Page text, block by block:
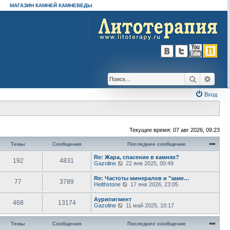
МАГАЗИН КАМНЕЙ КАМНЕВЕДЫ
Поиск
Вход
Текущее время: 07 авг 2026, 09:23
Темы Сообщения Последнее сообщение
192 4831
Re: Жара, спасение в камнях?
Gazoline
П
е
й
т
и
о
22 янв 2025, 00:49
77 3789
Re: Частоты минералов и "заме…
Helthstone
П
е
й
т
и
к
17 янв 2026, 23:05
468 13174
Аурипигмент
Gazoline
П
р
11 май 2025, 10:17
Темы Сообщения Последнее сообщение